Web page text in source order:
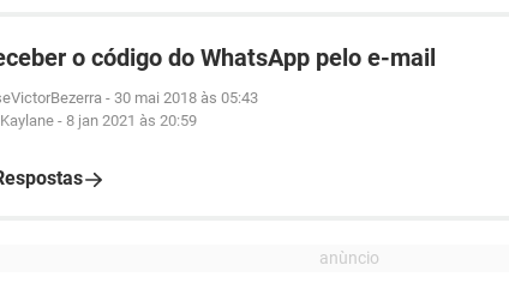
o código do WhatsApp pelo e-mail
- 30 mai 2018 às 05:43
Kaylane - 8 jan 2021 às 20:59